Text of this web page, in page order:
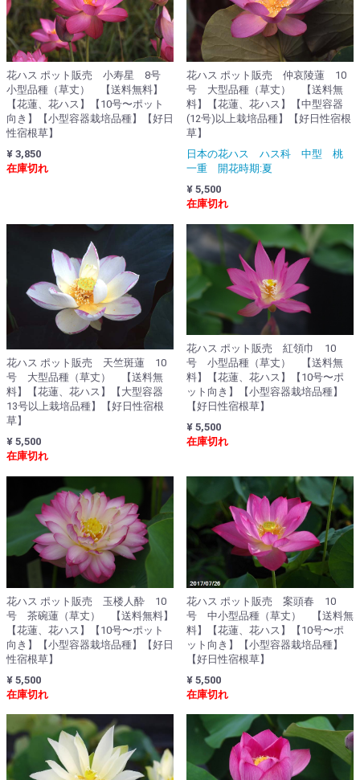
花ハス ポット販売 小寿星 8号
小型品種（草丈） 【送料無料】
【花蓮、花ハス】【10号〜ポット
向き】【小型容器栽培品種】【好日
性宿根草】
¥ 3,850
在庫切れ
花ハス ポット販売 仲哀陵蓮 10
号 大型品種（草丈） 【送料無
料】【花蓮、花ハス】【中型容器
(12号)以上栽培品種】【好日性宿根
草】
日本の花ハス ハス科 中型 桃
一重 開花時期:夏
¥ 5,500
在庫切れ
花ハス ポット販売 天竺斑蓮 10
号 大型品種（草丈） 【送料無
料】【花蓮、花ハス】【大型容器
13号以上栽培品種】【好日性宿根
草】
¥ 5,500
在庫切れ
花ハス ポット販売 紅領巾 10
号 小型品種（草丈） 【送料無
料】【花蓮、花ハス】【10号〜ポ
ット向き】【小型容器栽培品種】
【好日性宿根草】
¥ 5,500
在庫切れ
花ハス ポット販売 玉楼人酔 10
号 茶碗蓮（草丈） 【送料無料】
【花蓮、花ハス】【10号〜ポット
向き】【小型容器栽培品種】【好日
性宿根草】
¥ 5,500
在庫切れ
花ハス ポット販売 案頭春 10
号 中小型品種（草丈） 【送料無
料】【花蓮、花ハス】【10号〜ポ
ット向き】【小型容器栽培品種】
【好日性宿根草】
¥ 5,500
在庫切れ